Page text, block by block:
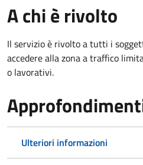
A chi è rivolto
Il servizio è rivolto a tutti i
accedere alla zona a traffico
o lavorativi.
Ulteriori informazioni